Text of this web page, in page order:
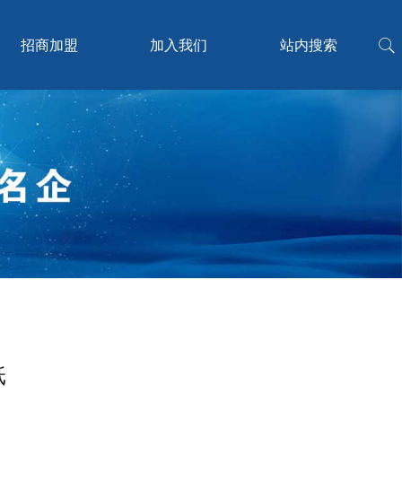
招商加盟 加入我们 站内搜索